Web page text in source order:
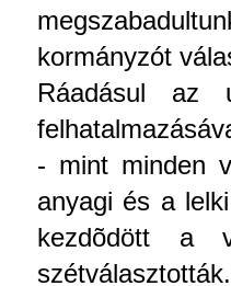
kormányzót
Ráadásul az
- mint minden
anyagi és a
kezdõdött a